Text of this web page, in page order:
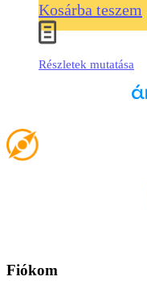
Kosárba teszem
Részletek mutatása
Fiókom